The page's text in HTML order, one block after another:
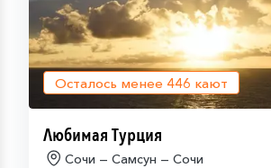
Осталось менее 446 кают
Любимая Турция
Сочи — Самсун — Сочи